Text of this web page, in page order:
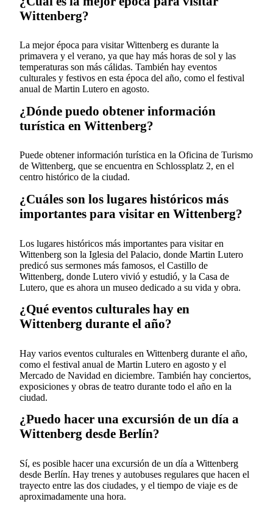
Wittenberg?
La mejor época para visitar Wittenberg es durante la
primavera y el verano, ya que hay más horas de sol y las
temperaturas son más cálidas. También hay eventos
culturales y festivos en esta época del año, como el festival
anual de Martin Lutero en agosto.
¿Dónde puedo obtener información
turística en Wittenberg?
Puede obtener información turística en la Oficina de Turismo
de Wittenberg, que se encuentra en Schlossplatz 2, en el
centro histórico de la ciudad.
¿Cuáles son los lugares históricos más
importantes para visitar en Wittenberg?
Los lugares históricos más importantes para visitar en
Wittenberg son la Iglesia del Palacio, donde Martin Lutero
predicó sus sermones más famosos, el Castillo de
Wittenberg, donde Lutero vivió y estudió, y la Casa de
Lutero, que es ahora un museo dedicado a su vida y obra.
¿Qué eventos culturales hay en
Wittenberg durante el año?
Hay varios eventos culturales en Wittenberg durante el año,
como el festival anual de Martin Lutero en agosto y el
Mercado de Navidad en diciembre. También hay conciertos,
exposiciones y obras de teatro durante todo el año en la
ciudad.
¿Puedo hacer una excursión de un día a
Wittenberg desde Berlín?
Sí, es posible hacer una excursión de un día a Wittenberg
desde Berlín. Hay trenes y autobuses regulares que hacen el
trayecto entre las dos ciudades, y el tiempo de viaje es de
aproximadamente una hora.